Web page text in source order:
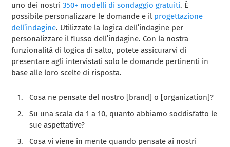
uno dei nostri350+ modelli di sondaggio gratuiti. È
possibile personalizzare le domande e il progettazione
dell’indagine. Utilizzate la logica dell’indagine per
personalizzare il flusso dell’indagine. Con la nostra
funzionalità di logica di salto, potete assicurarvi di
presentare agli intervistati solo le domande pertinenti in
base alle loro scelte di risposta.
Cosa ne pensate del nostro [brand] o [organization]?
Su una scala da 1 a 10, quanto abbiamo soddisfatto le
sue aspettative?
Cosa vi viene in mente quando pensate ai nostri